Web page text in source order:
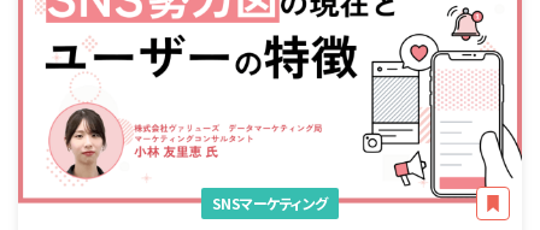
SNSマーケティング